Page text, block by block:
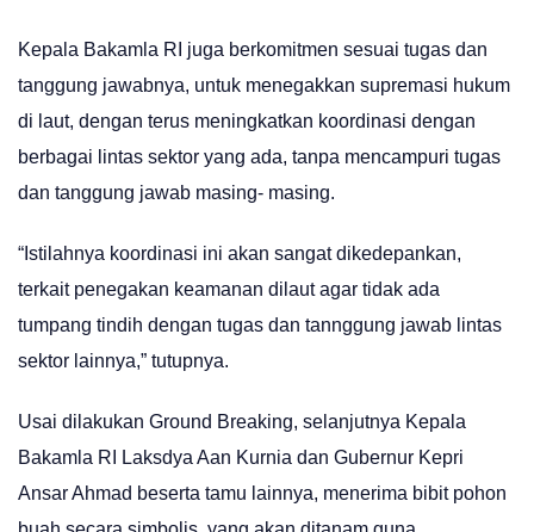
Kepala Bakamla RI juga berkomitmen sesuai tugas dan
tanggung jawabnya, untuk menegakkan supremasi hukum
di laut, dengan terus meningkatkan koordinasi dengan
berbagai lintas sektor yang ada, tanpa mencampuri tugas
dan tanggung jawab masing- masing.
“Istilahnya koordinasi ini akan sangat dikedepankan,
terkait penegakan keamanan dilaut agar tidak ada
tumpang tindih dengan tugas dan tannggung jawab lintas
sektor lainnya,” tutupnya.
Usai dilakukan Ground Breaking, selanjutnya Kepala
Bakamla RI Laksdya Aan Kurnia dan Gubernur Kepri
Ansar Ahmad beserta tamu lainnya, menerima bibit pohon